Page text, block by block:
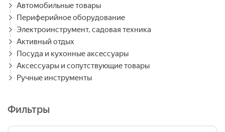
Автомобильные товары
Периферийное оборудование
Электроинструмент, садовая техника
Активный отдых
Посуда и кухонные аксессуары
Аксессуары и сопутствующие товары
Ручные инструменты
Фильтры